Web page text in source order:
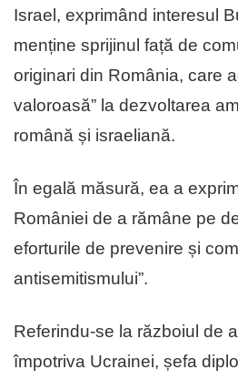
Israel, exprimând interesul
menține sprijinul față de
originari din România, care
valoroasă” la dezvoltarea
română și israeliană.
În egală măsură, ea a
României de a rămâne pe
eforturile de prevenire și
antisemitismului”.
Referindu-se la războiul de
împotriva Ucrainei, șefa